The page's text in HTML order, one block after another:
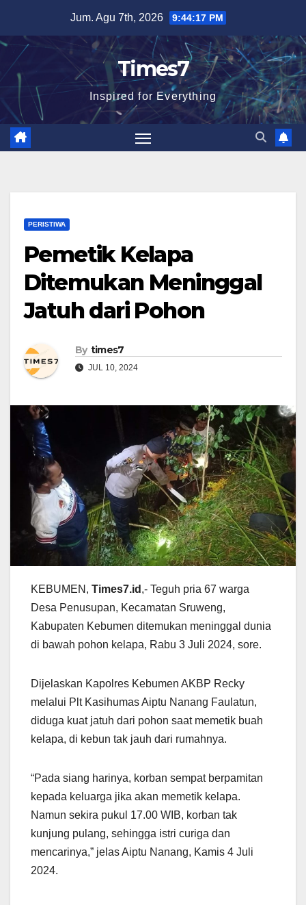
content
Jum. Agu 7th, 2026 9:44:18 PM
Times7
Inspired for Everything
PERISTIWA
Pemetik Kelapa
Ditemukan Meninggal
Jatuh dari Pohon
By times7
JUL 10, 2024
KEBUMEN, Times7.id ,- Teguh pria 67 warga
Desa Penusupan, Kecamatan Sruweng,
Kabupaten Kebumen ditemukan meninggal dunia
di bawah pohon kelapa, Rabu 3 Juli 2024, sore.
Dijelaskan Kapolres Kebumen AKBP Recky
melalui Plt Kasihumas Aiptu Nanang Faulatun,
diduga kuat jatuh dari pohon saat memetik buah
kelapa, di kebun tak jauh dari rumahnya.
“Pada siang harinya, korban sempat berpamitan
kepada keluarga jika akan memetik kelapa.
Namun sekira pukul 17.00 WIB, korban tak
kunjung pulang, sehingga istri curiga dan
mencarinya,” jelas Aiptu Nanang, Kamis 4 Juli
2024.